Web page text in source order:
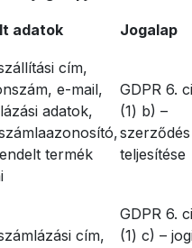
adatok Jogalap
cím,
e-mail,
adatok,
termék
GDPR 6.
(1) b) –
szerződés
teljesítése
cím,
GDPR 6.
(1) c) –